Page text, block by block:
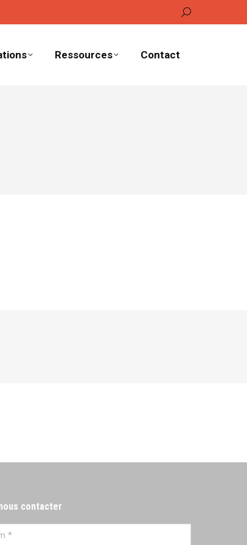
Recherche
:
Ressources Contact
contacter